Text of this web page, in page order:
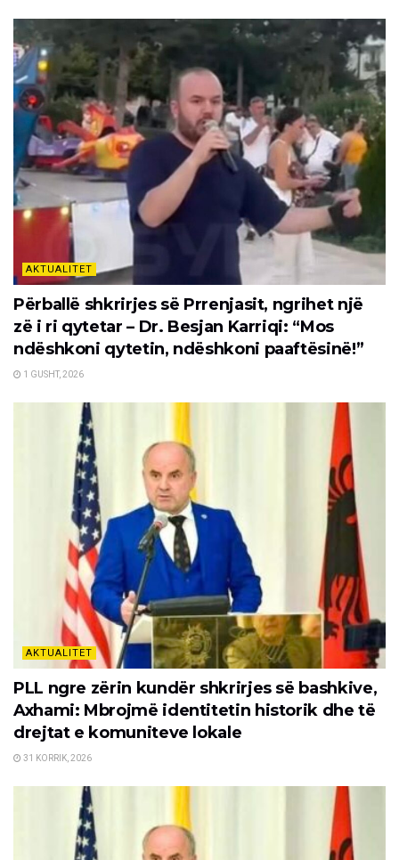
AKTUALITET
Përballë shkrirjes së Prrenjasit, ngrihet një
zë i ri qytetar – Dr. Besjan Karriqi: “Mos
ndëshkoni qytetin, ndëshkoni paaftësinë!”
1 GUSHT, 2026
AKTUALITET
PLL ngre zërin kundër shkrirjes së bashkive,
Axhami: Mbrojmë identitetin historik dhe të
drejtat e komuniteve lokale
31 KORRIK, 2026